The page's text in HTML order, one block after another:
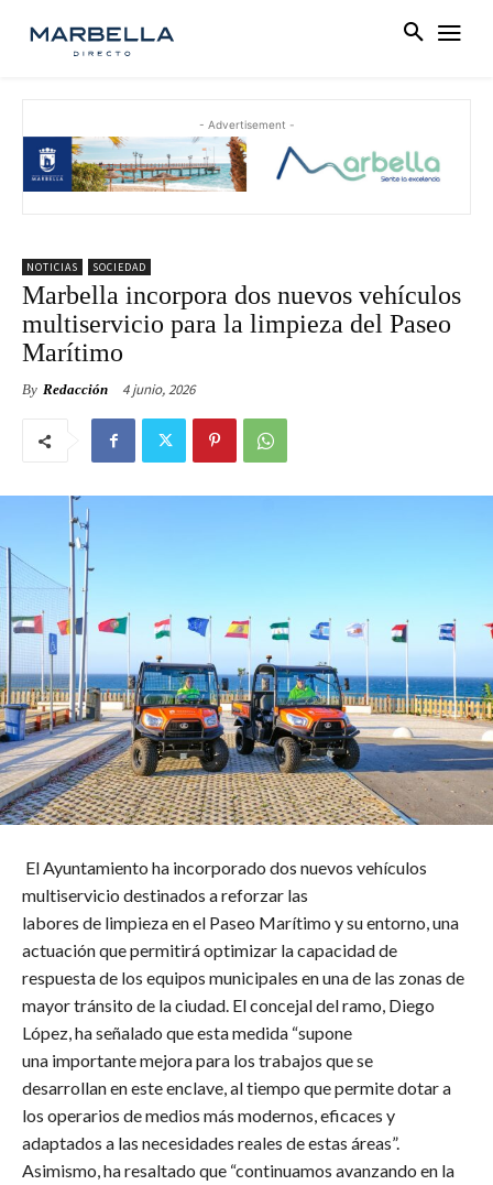
- Advertisement -
NOTICIAS SOCIEDAD
Marbella incorpora dos nuevos vehículos
multiservicio para la limpieza del Paseo
Marítimo
By Redacción 4 junio, 2026
El Ayuntamiento ha incorporado dos nuevos vehículos
multiservicio destinados a reforzar las
labores de limpieza en el Paseo Marítimo y su entorno, una
actuación que permitirá optimizar la capacidad de
respuesta de los equipos municipales en una de las zonas de
mayor tránsito de la ciudad. El concejal del ramo, Diego
López, ha señalado que esta medida “supone
una importante mejora para los trabajos que se
desarrollan en este enclave, al tiempo que permite dotar a
los operarios de medios más modernos, eficaces y
adaptados a las necesidades reales de estas áreas”.
Asimismo, ha resaltado que “continuamos avanzando en la